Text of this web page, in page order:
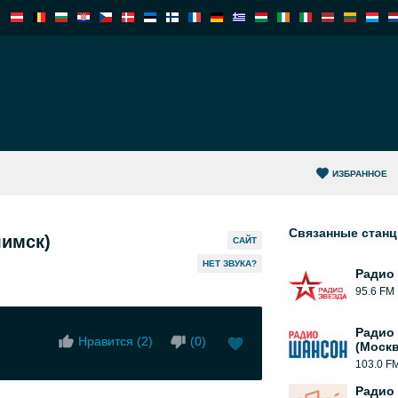
ИЗБРАННОЕ
САЙТ
HЕТ ЗВУКА?
Нравится (2) (0)
Связанные
95.6 FM
103.0